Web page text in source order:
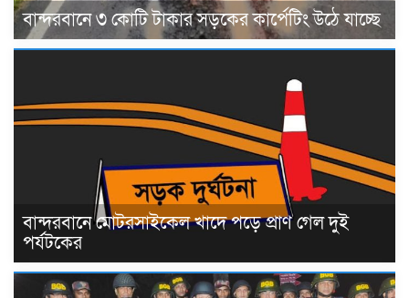
বান্দরবানে ৩ কোটি টাকার সড়কের কার্পেটিং উঠে যাচ্ছে
বান্দরবানে মোটরসাইকেল খাদে পড়ে প্রাণ গেল দুই
পর্যটকের